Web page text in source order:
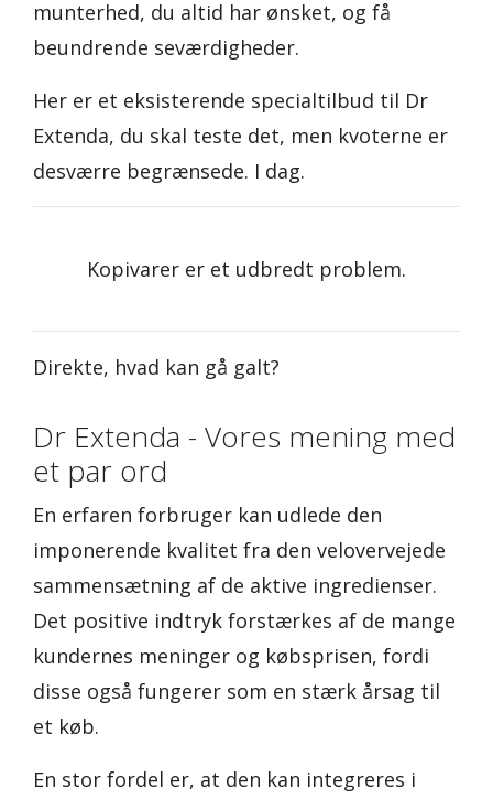
munterhed, du altid har ønsket, og få
beundrende seværdigheder.
Her er et eksisterende specialtilbud til Dr
Extenda, du skal teste det, men kvoterne er
desværre begrænsede. I dag.
Kopivarer er et udbredt problem.
Direkte, hvad kan gå galt?
Dr Extenda - Vores mening med
et par ord
En erfaren forbruger kan udlede den
imponerende kvalitet fra den velovervejede
sammensætning af de aktive ingredienser.
Det positive indtryk forstærkes af de mange
kundernes meninger og købsprisen, fordi
disse også fungerer som en stærk årsag til
et køb.
En stor fordel er, at den kan integreres i